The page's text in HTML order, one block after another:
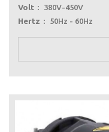
Volt
380V-450V
Hertz
50Hz - 60Hz